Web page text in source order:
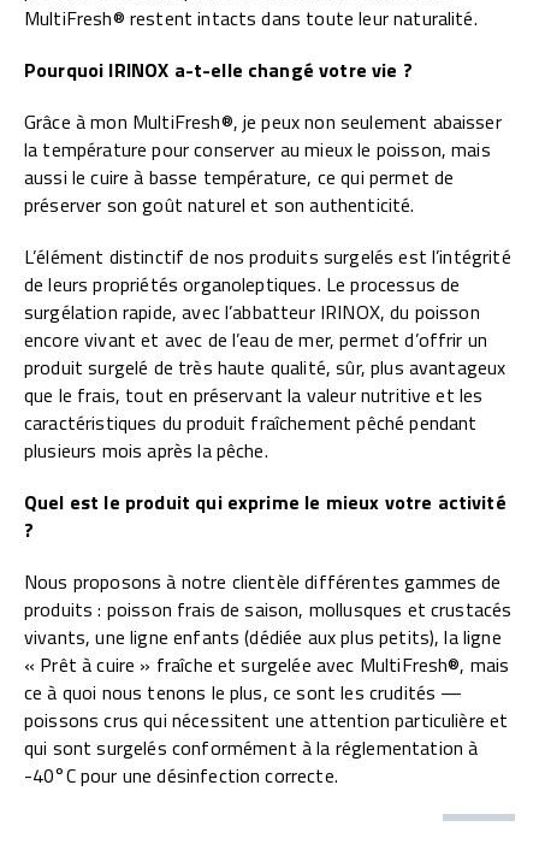
MultiFresh® restent intacts dans toute leur naturalité.
Pourquoi IRINOX a-t-elle changé votre vie ?
Grâce à mon MultiFresh®, je peux non seulement abaisser
la température pour conserver au mieux le poisson, mais
aussi le cuire à basse température, ce qui permet de
préserver son goût naturel et son authenticité.
L’élément distinctif de nos produits surgelés est l’intégrité
de leurs propriétés organoleptiques. Le processus de
surgélation rapide, avec l’abbatteur IRINOX, du poisson
encore vivant et avec de l’eau de mer, permet d’offrir un
produit surgelé de très haute qualité, sûr, plus avantageux
que le frais, tout en préservant la valeur nutritive et les
caractéristiques du produit fraîchement pêché pendant
plusieurs mois après la pêche.
Quel est le produit qui exprime le mieux votre activité
?
Nous proposons à notre clientèle différentes gammes de
produits : poisson frais de saison, mollusques et crustacés
vivants, une ligne enfants (dédiée aux plus petits), la ligne
« Prêt à cuire » fraîche et surgelée avec MultiFresh®, mais
ce à quoi nous tenons le plus, ce sont les crudités —
poissons crus qui nécessitent une attention particulière et
qui sont surgelés conformément à la réglementation à
-40°C pour une désinfection correcte.